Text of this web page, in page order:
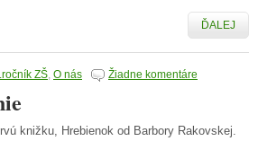
ĎALEJ
ZŠ, O nás Žiadne komentáre
knižku, Hrebienok od Barbory Rakovskej.